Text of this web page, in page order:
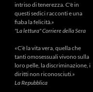
intriso di tenerezza. C'è in
questi sedici racconti e una
fiaba la felicità.»
"La lettura" Corriere della Sera
«C’è la vita vera, quella che
tanti omosessuali vivono sulla
loro pelle, la discriminazione, i
diritti non riconosciuti.»
La Repubblica